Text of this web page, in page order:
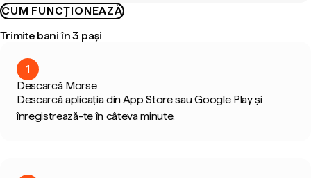
CUM FUNCȚIONEAZĂ
Trimite bani în 3 pași
1
Descarcă Morse
Descarcă aplicația din App Store sau Google Play și
înregistrează-te în câteva minute.